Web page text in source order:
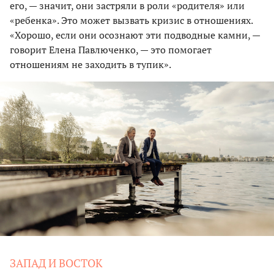
его, — значит, они застряли в роли «родителя» или
«ребенка». Это может вызвать кризис в отношениях.
«Хорошо, если они осознают эти подводные камни, —
говорит Елена Павлюченко, — это помогает
отношениям не заходить в тупик».
ЗАПАД И ВОСТОК